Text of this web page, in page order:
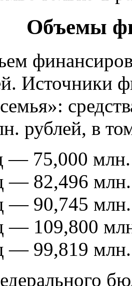
Объемы
Источники
рублей, в
— 75,000
— 82,496
— 90,745
— 109,800
— 99,819